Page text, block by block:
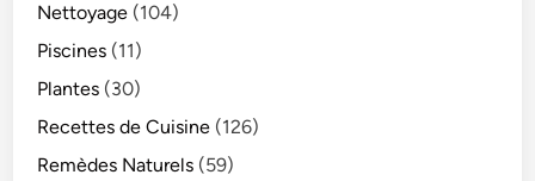
Nettoyage (104)
Piscines (11)
Plantes (30)
Recettes de Cuisine (126)
Remèdes Naturels (59)